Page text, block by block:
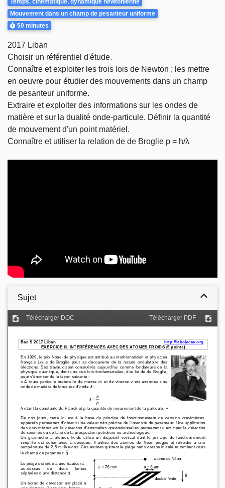
Temps, cinématique, dynamique newtonienne
Mouvement dans un champ de pesanteur uniforme
Durée
50 minutes
2017 Liban
Choisir un référentiel d'étude.
Connaître et exploiter les trois lois de Newton ; les mettre
en oeuvre pour étudier des mouvements dans un champ
de pesanteur uniforme.
Extraire et exploiter des informations sur les ondes de
matière et sur la dualité onde-particule. Définir la quantité
de mouvement d'un point matériel.
Connaître et utiliser la relation de de Broglie p = h/λ
Sujet